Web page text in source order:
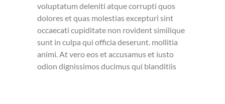
voluptatum deleniti atque corrupti quos
dolores et quas molestias excepturi sint
occaecati cupiditate non rovident similique
sunt in culpa qui officia deserunt. mollitia
animi. At vero eos et accusamus et iusto
odion dignissimos ducimus qui blanditiis